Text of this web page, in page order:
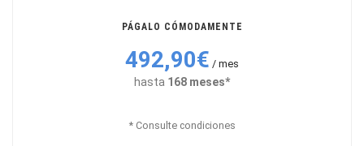
PÁGALO CÓMODAMENTE
492,90€ / mes
hasta 168 meses*
* Consulte condiciones